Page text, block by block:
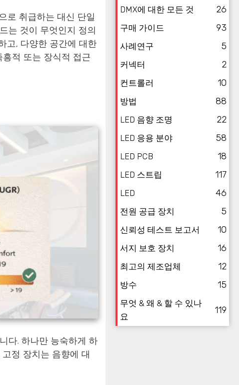
로 취급하는 대신 단일
는 것이 무엇인지 정의
고, 다양한 공간에 대한
적 또는 장식적 접근
다. 하나만 능숙하게 하
정 장치는 음향에 대
DMX에 대한 모든 것 26
구매 가이드 93
사례연구 5
커넥터 2
컨트롤러 10
방법 88
LED 음향 조명 22
LED 응용 분야 58
LED PCB 18
LED 스트립 117
LED 46
전원 공급 장치 5
신뢰성 테스트 보고서 10
서지 보호 장치 16
최고의 제조업체 12
방수 15
무엇 & 왜 & 할 수 있나
요
119